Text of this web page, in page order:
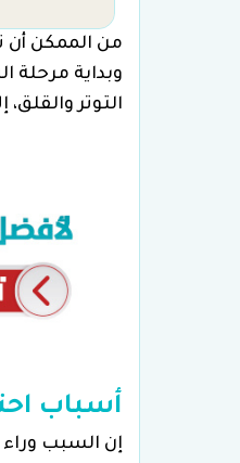
من الممكن أن
وبداية
التوتر
أسباب
إن السبب